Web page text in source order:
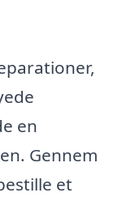
en
Gennem
et